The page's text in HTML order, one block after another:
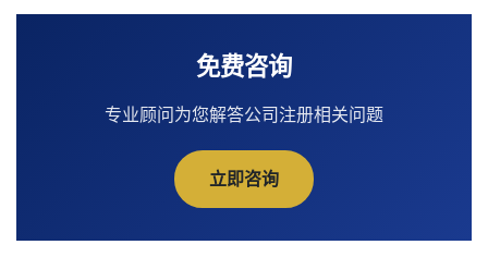
免费咨询
专业顾问为您解答公司注册相关问题
立即咨询